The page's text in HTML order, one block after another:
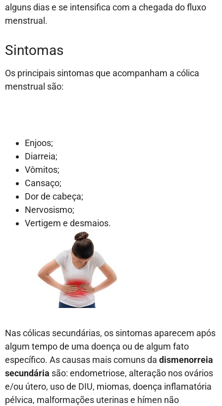
alguns dias e se intensifica com a chegada do fluxo
menstrual.
Sintomas
Os principais sintomas que acompanham a cólica
menstrual são:
Enjoos;
Diarreia;
Vômitos;
Cansaço;
Dor de cabeça;
Nervosismo;
Vertigem e desmaios.
Nas cólicas secundárias, os sintomas aparecem após
algum tempo de uma doença ou de algum fato
específico. As causas mais comuns da dismenorreia
secundária são: endometriose, alteração nos ovários
e/ou útero, uso de DIU, miomas, doença inflamatória
pélvica, malformações uterinas e hímen não